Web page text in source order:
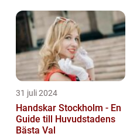
31 juli 2024
Handskar Stockholm - En
Guide till Huvudstadens
Bästa Val